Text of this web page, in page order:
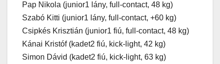
Pap Nikola (junior1 lány, full-contact, 48 kg)
Szabó Kitti (junior1 lány, full-contact, +60 kg)
Csipkés Krisztián (junior1 fiú, full-contact, 48 kg)
Kánai Kristóf (kadet2 fiú, kick-light, 42 kg)
Simon Dávid (kadet2 fiú, kick-light, 63 kg)